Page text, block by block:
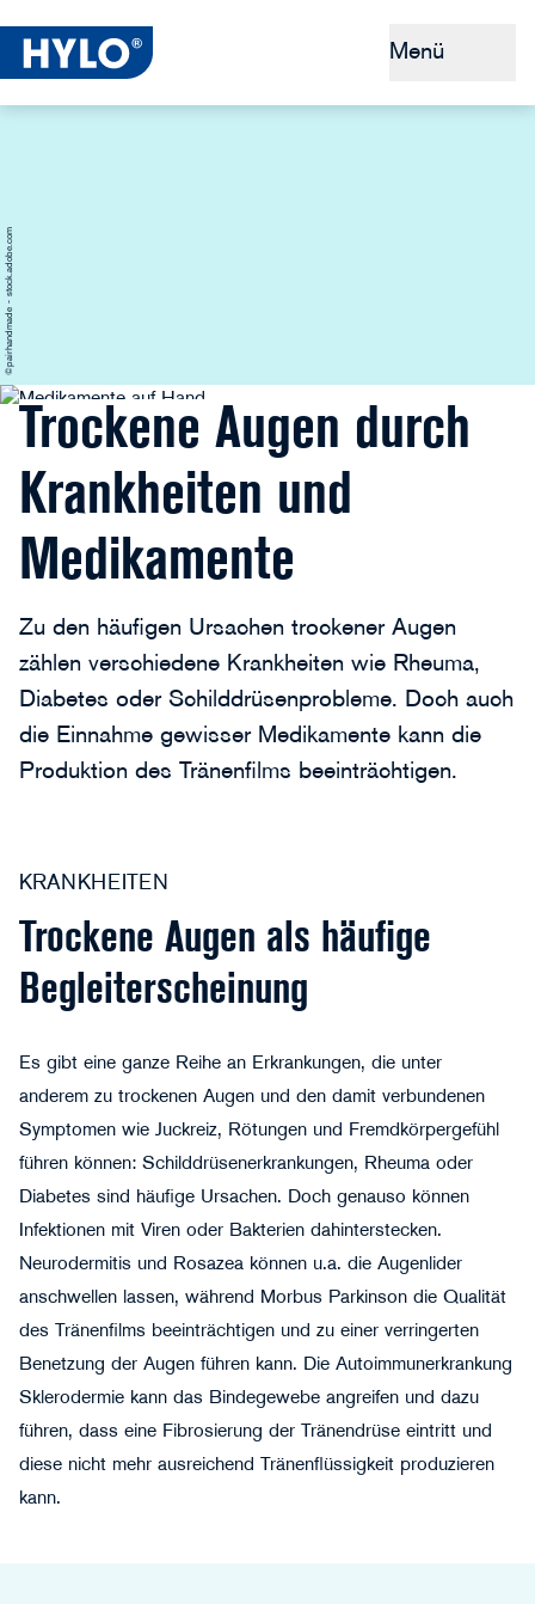
Menü
©pairhandmade - stock.adobe.com
Trockene Augen durch
Krankheiten und
Medikamente
Zu den häufigen Ursachen trockener Augen
zählen verschiedene Krankheiten wie Rheuma,
Diabetes oder Schilddrüsenprobleme. Doch auch
die Einnahme gewisser Medikamente kann die
Produktion des Tränenfilms beeinträchtigen.
KRANKHEITEN
Trockene Augen als häufige
Begleiterscheinung
Es gibt eine ganze Reihe an Erkrankungen, die unter
anderem zu trockenen Augen und den damit verbundenen
Symptomen wie Juckreiz, Rötungen und Fremdkörpergefühl
führen können: Schilddrüsenerkrankungen, Rheuma oder
Diabetes sind häufige Ursachen. Doch genauso können
Infektionen mit Viren oder Bakterien dahinterstecken.
Neurodermitis und Rosazea können u.a. die Augenlider
anschwellen lassen, während Morbus Parkinson die Qualität
des Tränenfilms beeinträchtigen und zu einer verringerten
Benetzung der Augen führen kann. Die Autoimmunerkrankung
Sklerodermie kann das Bindegewebe angreifen und dazu
führen, dass eine Fibrosierung der Tränendrüse eintritt und
diese nicht mehr ausreichend Tränenflüssigkeit produzieren
kann.